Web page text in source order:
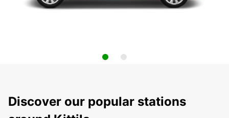
Discover our popular stations